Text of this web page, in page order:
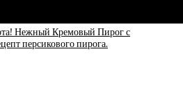
Нежный Кремовый Пирог с
персикового пирога.